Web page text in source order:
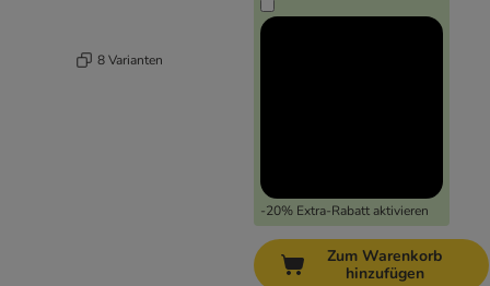
8 Varianten
-20% Extra-Rabatt aktivieren
Zum Warenkorb
hinzufügen